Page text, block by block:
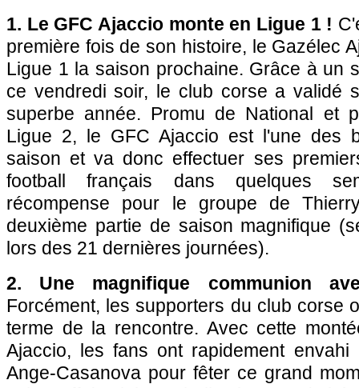
1. Le GFC Ajaccio monte en Ligue 1 !
première fois de son histoire, le Gazélec
Ligue 1 la saison prochaine. Grâce à un
ce vendredi soir, le club corse a validé
superbe année. Promu de National et
Ligue 2, le GFC Ajaccio est l'une des
saison et va donc effectuer ses
football français dans quelques
récompense pour le groupe de
deuxième partie de saison magnifique
lors des 21 dernières journées).
2. Une magnifique communion
Forcément, les supporters du club corse
terme de la rencontre. Avec cette
Ajaccio, les fans ont rapidement
Ange-Casanova pour fêter ce grand